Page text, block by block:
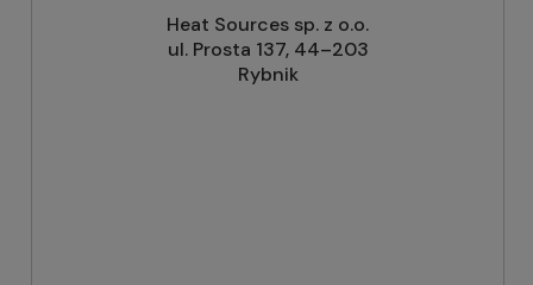
Heat Sources sp. z o.o.
ul. Prosta 137, 44–203
Rybnik